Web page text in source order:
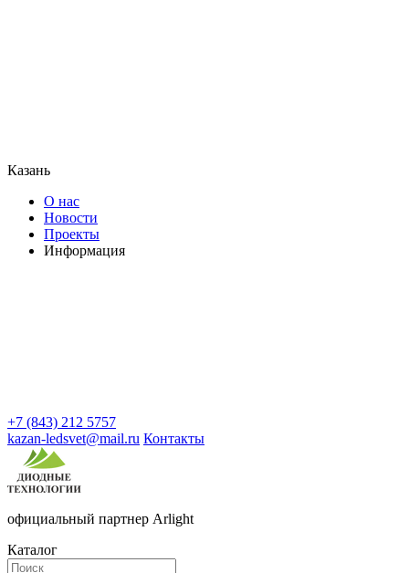
Казань
О нас
Новости
Проекты
Информация
+7 (843) 212 5757
kazan-ledsvet@mail.ru Контакты
официальный партнер Arlight
Каталог